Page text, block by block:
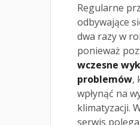
Regularne
odbywające
dwa razy w
ponieważ
wczesne
problemów,
wpłynąć na
klimatyzacji.
serwis